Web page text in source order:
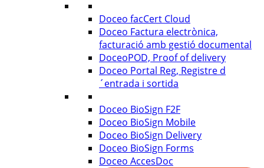
Doceo facCert Cloud
Doceo Factura electrònica,
facturació amb gestió documental
DoceoPOD, Proof of delivery
Doceo Portal Reg, Registre d
´entrada i sortida
Doceo BioSign F2F
Doceo BioSign Mobile
Doceo BioSign Delivery
Doceo BioSign Forms
Doceo AccesDoc